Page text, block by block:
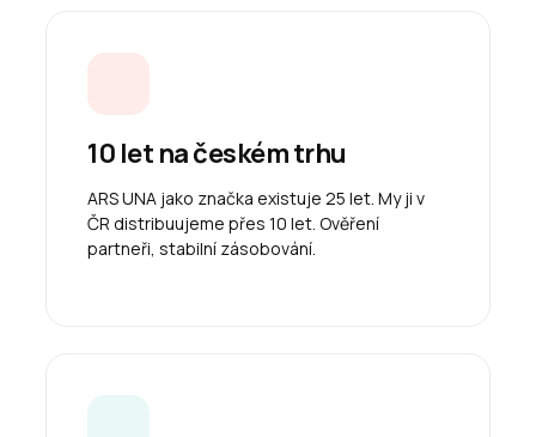
10 let na českém trhu
ARS UNA jako značka existuje 25 let. My ji v
ČR distribuujeme přes 10 let. Ověření
partneři, stabilní zásobování.